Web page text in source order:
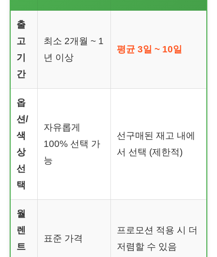
출
고
기
간
최소 2개월 ~ 1
년 이상
평균 3일 ~ 10일
옵
션/
색
상
선
택
자유롭게
100% 선택 가
능
선구매된 재고 내에
서 선택 (제한적)
월
렌
트
표준 가격
프로모션 적용 시 더
저렴할 수 있음